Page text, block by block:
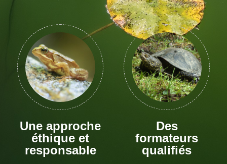
Une approche
éthique et
responsable
Des
formateurs
qualifiés